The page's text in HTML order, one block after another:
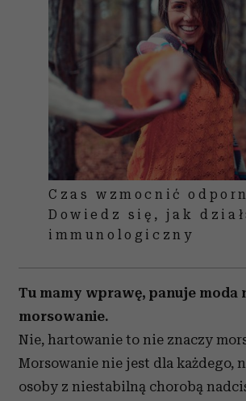
Czas wzmocnić
Dowiedz się, jak
immunologiczny
Tu mamy wprawę, panuje moda
morsowanie.
Nie, hartowanie to nie znaczy
Morsowanie nie jest dla każdego,
osoby z niestabilną chorobą